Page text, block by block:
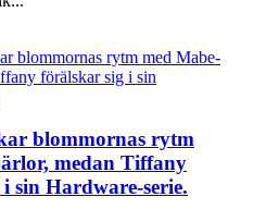
blommornas rytm
medan Tiffany
sin Hardware-serie.